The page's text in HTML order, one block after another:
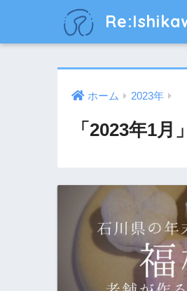
ホーム 2023年
「2023年1月